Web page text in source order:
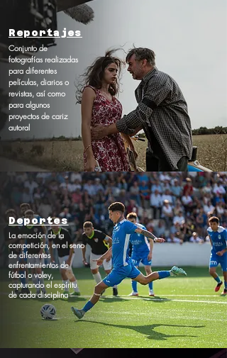
Reportajes
​Conjunto de
fotografías realizadas
para diferentes
películas, diarios o
revistas, así como
para algunos
proyectos de cariz
autoral
Deportes
La emoción de la
competición, en el seno
de diferentes
enfrentamientos de
fútbol o voley,
capturando el espíritu
de cada disciplina